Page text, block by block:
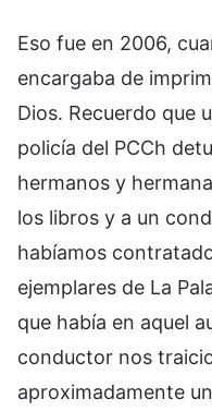
Eso fue en 2006,
encargaba de
Dios. Recuerdo que
policía del PCCh
hermanos y
los libros y a un
habíamos
ejemplares de La
que había en aquel
conductor nos
aproximadamente